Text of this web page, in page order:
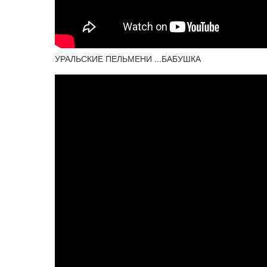
УРАЛЬСКИЕ ПЕЛЬМЕНИ ...БАБУШКА